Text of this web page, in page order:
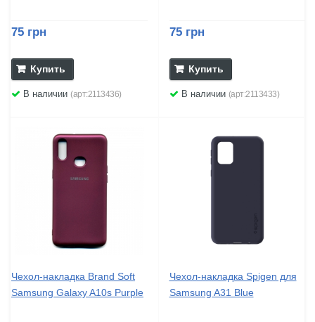
75 грн
Купить
В наличии (арт:2113436)
75 грн
Купить
В наличии (арт:2113433)
Чехол-накладка Brand Soft
Samsung Galaxy A10s Purple
Чехол-накладка Spigen для
Samsung A31 Blue